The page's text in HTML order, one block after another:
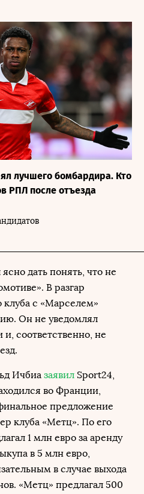
лучшего бомбардира. Кто
РПЛ после отъезда
дать понять, что не
В разгар
клуба с «Марселем»
Он не уведомлял
соответственно, не
Ичбиа заявил Sport24,
во Франции,
предложение
клуба «Метц». По его
1 млн евро за аренду
в 5 млн евро,
в случае выхода
«Метц» предлагал 500